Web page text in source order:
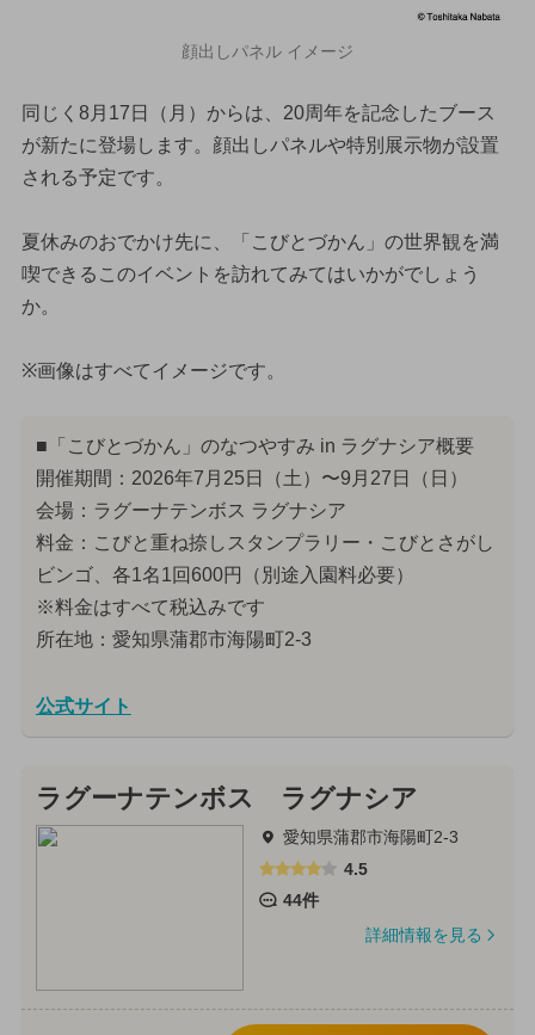
顔出しパネル イメージ
同じく8月17日（月）からは、20周年を記念したブース
が新たに登場します。顔出しパネルや特別展示物が設置
される予定です。
夏休みのおでかけ先に、「こびとづかん」の世界観を満
喫できるこのイベントを訪れてみてはいかがでしょう
か。
※画像はすべてイメージです。
■「こびとづかん」のなつやすみ in ラグナシア概要
開催期間：2026年7月25日（土）〜9月27日（日）
会場：ラグーナテンボス ラグナシア
料金：こびと重ね捺しスタンプラリー・こびとさがし
ビンゴ、各1名1回600円（別途入園料必要）
※料金はすべて税込みです
所在地：愛知県蒲郡市海陽町2-3
公式サイト
ラグーナテンボス ラグナシア
愛知県蒲郡市海陽町2-3
4.5
44件
詳細情報を見る